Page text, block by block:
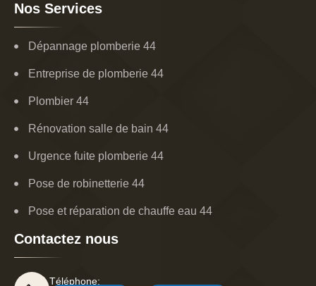
Nos Services
Dépannage plomberie 44
Entreprise de plomberie 44
Plombier 44
Rénovation salle de bain 44
Urgence fuite plomberie 44
Pose de robinetterie 44
Pose et réparation de chauffe eau 44
Contactez nous
Téléphone: